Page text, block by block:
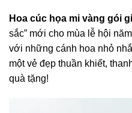
Hoa cúc họa mi vàng gói
sắc” mới cho mùa lễ hội
với những cánh hoa nhỏ
một vẻ đẹp thuần khiết,
quà tặng!